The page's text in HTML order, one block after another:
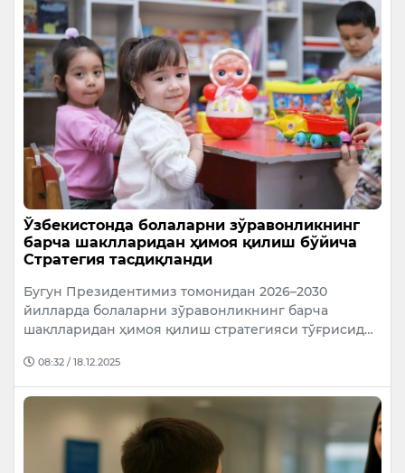
Ўзбекистонда болаларни зўравонликнинг
барча шаклларидан ҳимоя қилиш бўйича
Стратегия тасдиқланди
Бугун Президентимиз томонидан 2026–2030
йилларда болаларни зўравонликнинг барча
шаклларидан ҳимоя қилиш стратегияси тўғрисид…
08:32 / 18.12.2025